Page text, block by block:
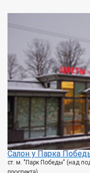
Салон у Парка
ст. м. "Парк Победы" (над